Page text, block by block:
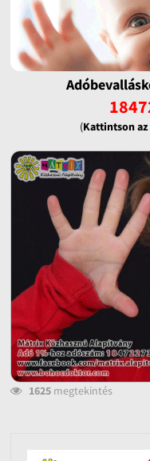
(Kattintson az
1625megtekintés